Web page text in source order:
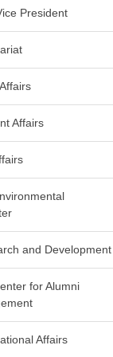
President
Affairs
and Development
for Alumni
Affairs